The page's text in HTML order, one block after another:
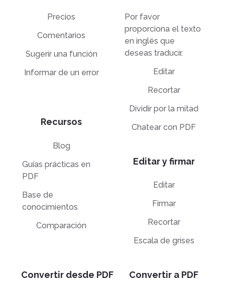
Precios
Comentarios
Sugerir una función
Informar de un error
Recursos
Blog
Guías prácticas en
PDF
Base de
conocimientos
Comparación
Por favor
proporciona el texto
en inglés que
deseas traducir.
Editar
Recortar
Dividir por la mitad
Chatear con PDF
Editar y firmar
Editar
Firmar
Recortar
Escala de grises
Convertir desde PDF Convertir a PDF